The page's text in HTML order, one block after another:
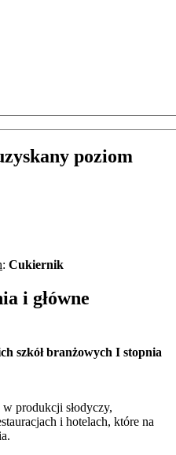
poziom
: Cukiernik
i główne
szkół branżowych I stopnia
produkcji słodyczy,
i hotelach, które na